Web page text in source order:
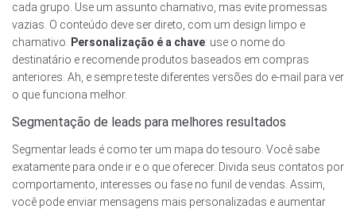
cada grupo. Use um assunto chamativo, mas evite promessas
vazias. O conteúdo deve ser direto, com um design limpo e
chamativo.
Personalização é a chave: use o nome do
destinatário e recomende produtos baseados em compras
anteriores. Ah, e sempre teste diferentes versões do e-mail para ver
o que funciona melhor.
Segmentação de leads para melhores resultados
Segmentar leads é como ter um mapa do tesouro. Você sabe
exatamente para onde ir e o que oferecer. Divida seus contatos por
comportamento, interesses ou fase no funil de vendas. Assim,
você pode enviar mensagens mais personalizadas e aumentar